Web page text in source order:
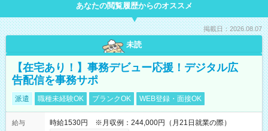
あなたの閲覧履歴からのオススメ
掲載日：2026.08.07
未読
【在宅あり！】事務デビュー応援！デジタル広
告配信を事務サポ
派遣 職種未経験OK ブランクOK WEB登録・面接OK
給与
時給1530円 ※月収例：244,000円（月21日就業の際）